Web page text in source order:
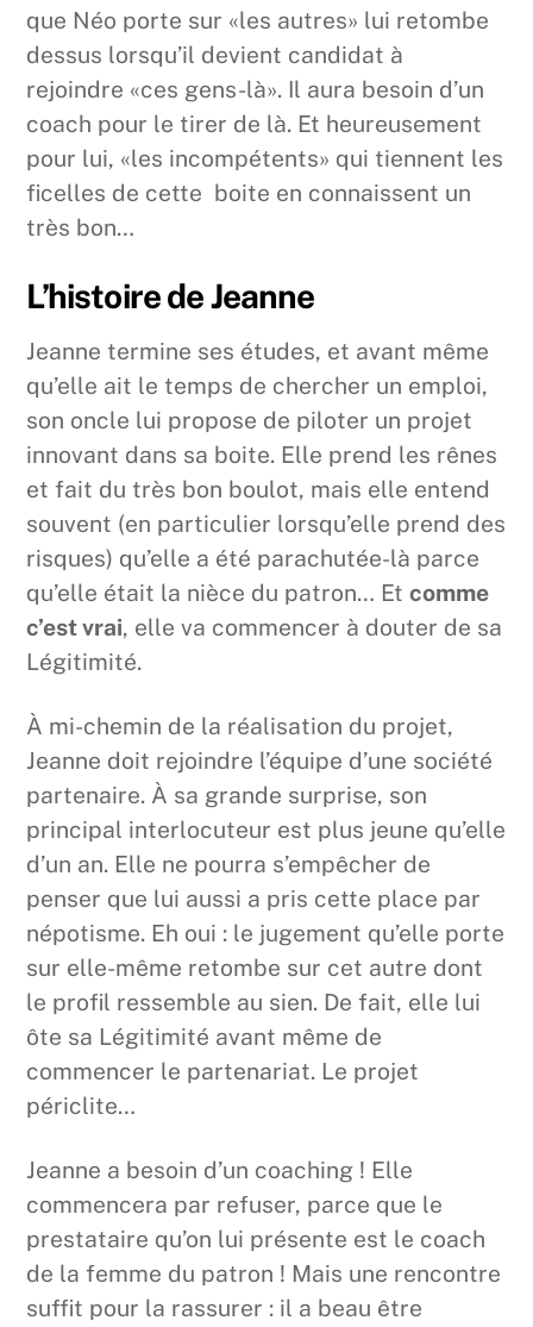
que Néo porte sur «les autres» lui retombe
dessus lorsqu’il devient candidat à
rejoindre «ces gens-là». Il aura besoin d’un
coach pour le tirer de là. Et heureusement
pour lui, «les incompétents» qui tiennent les
ficelles de cette boite en connaissent un
très bon…
L’histoire de Jeanne
Jeanne termine ses études, et avant même
qu’elle ait le temps de chercher un emploi,
son oncle lui propose de piloter un projet
innovant dans sa boite. Elle prend les rênes
et fait du très bon boulot, mais elle entend
souvent (en particulier lorsqu’elle prend des
risques) qu’elle a été parachutée-là parce
qu’elle était la nièce du patron… Etcomme
c’est vrai, elle va commencer à douter de sa
Légitimité.
À mi-chemin de la réalisation du projet,
Jeanne doit rejoindre l’équipe d’une société
partenaire. À sa grande surprise, son
principal interlocuteur est plus jeune qu’elle
d’un an. Elle ne pourra s’empêcher de
penser que lui aussi a pris cette place par
népotisme. Eh oui : le jugement qu’elle porte
sur elle-même retombe sur cet autre dont
le profil ressemble au sien. De fait, elle lui
ôte sa Légitimité avant même de
commencer le partenariat. Le projet
périclite…
Jeanne a besoin d’un coaching ! Elle
commencera par refuser, parce que le
prestataire qu’on lui présente est le coach
de la femme du patron ! Mais une rencontre
suffit pour la rassurer : il a beau être